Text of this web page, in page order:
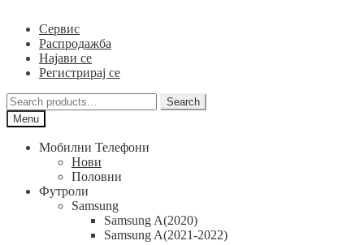
Сервис
Распродажба
Најави се
Регистрирај се
Search
for:
Search
Menu
Мобилни Телефони
Нови
Половни
Футроли
Samsung
Samsung A(2020)
Samsung A(2021-2022)